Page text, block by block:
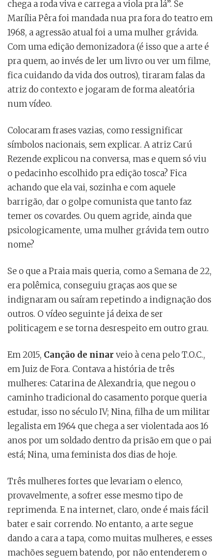
chega a roda viva e carrega a viola pra lá”. Se
Marília Pêra foi mandada nua pra fora do teatro em
1968, a agressão atual foi a uma mulher grávida.
Com uma edição demonizadora (é isso que a arte é
pra quem, ao invés de ler um livro ou ver um filme,
fica cuidando da vida dos outros), tiraram falas da
atriz do contexto e jogaram de forma aleatória
num vídeo.
Colocaram frases vazias, como ressignificar
símbolos nacionais, sem explicar. A atriz Carú
Rezende explicou na conversa, mas e quem só viu
o pedacinho escolhido pra edição tosca? Fica
achando que ela vai, sozinha e com aquele
barrigão, dar o golpe comunista que tanto faz
temer os covardes. Ou quem agride, ainda que
psicologicamente, uma mulher grávida tem outro
nome?
Se o que a Praia mais queria, como a Semana de 22,
era polêmica, conseguiu graças aos que se
indignaram ou saíram repetindo a indignação dos
outros. O vídeo seguinte já deixa de ser
politicagem e se torna desrespeito em outro grau.
Em 2015, Canção de ninar veio à cena pelo T.O.C.,
em Juiz de Fora. Contava a história de três
mulheres: Catarina de Alexandria, que negou o
caminho tradicional do casamento porque queria
estudar, isso no século IV; Nina, filha de um militar
legalista em 1964 que chega a ser violentada aos 16
anos por um soldado dentro da prisão em que o pai
está; Nina, uma feminista dos dias de hoje.
Três mulheres fortes que levariam o elenco,
provavelmente, a sofrer esse mesmo tipo de
reprimenda. E na internet, claro, onde é mais fácil
bater e sair correndo. No entanto, a arte segue
dando a cara a tapa, como muitas mulheres, e esses
machões seguem batendo, por não entenderem o